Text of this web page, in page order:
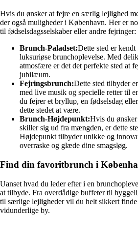
Hvis du ønsker at fejre en særlig lejlighed
der også muligheder i København. Her er
til fødselsdagsselskaber eller andre fejringer:
Brunch-Paladset:Dette sted er
luksuriøse brunchoplevelse. Med
atmosfære er det det perfekte sted at
jubilæum.
Fejringsbrunch:Dette sted tilbyder
med live musik og specielle retter til
du fejrer et bryllup, en fødselsdag
dette stedet at være.
Brunch-Højdepunkt:Hvis du
skiller sig ud fra mængden, er dette
Højdepunkt tilbyder unikke og
overraske og glæde dine smagsløg.
Find din favoritbrunch i
Uanset hvad du leder efter i en
at tilbyde. Fra overdådige buffeter til
til særlige lejligheder vil du helt sikkert
vidunderlige by.